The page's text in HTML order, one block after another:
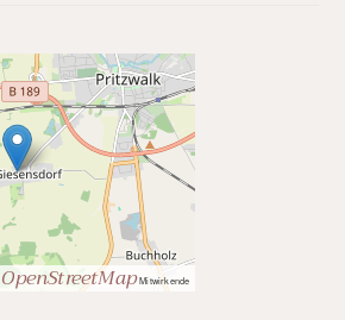
OpenStreetMapMitwirkende